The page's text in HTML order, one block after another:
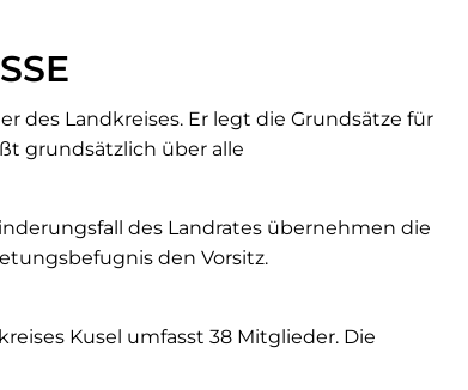
des Landkreises. Er legt die Grundsätze für
grundsätzlich über alle
des Landrates übernehmen die
den Vorsitz.
Kusel umfasst 38 Mitglieder. Die